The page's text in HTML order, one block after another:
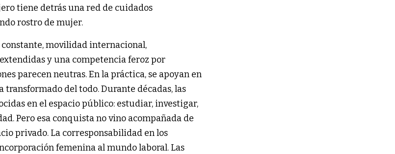
tiene detrás una red de cuidados
rostro de mujer.
movilidad internacional,
y una competencia feroz por
parecen neutras. En la práctica, se apoyan en
del todo. Durante décadas, las
en el espacio público: estudiar, investigar,
Pero esa conquista no vino acompañada de
privado. La corresponsabilidad en los
femenina al mundo laboral. Las